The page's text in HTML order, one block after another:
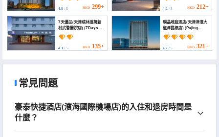
Plaza)
4.8 / 5 HKD 299+
South Road Subway
Station))
4.2/ 5 HKD 212+
7天優品(天津成林道萬新
村武警醫院店) (7Days
Inn Youpin (Tianjin
Chenglindao
Wanxincun Armed
Police Hospital))
4.3 / 5 HKD 135+
璞晶唯庭酒店(天津津濱大
道津昆橋店) (Pujing
Weiting Hotel
(Jinkunqiao))
4.7/ 5 HKD 321+
常見問題
豪泰快捷酒店(濱海國際機場店)的入住和退房時間是
什麼？